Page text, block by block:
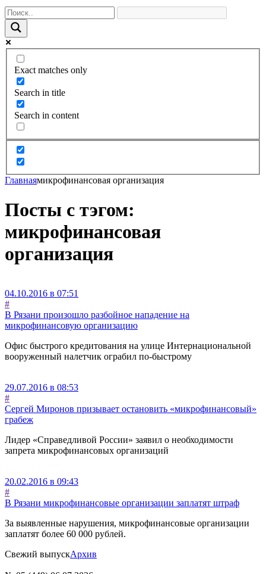
Exact matches only
Search in title
Search in content
Главнаямикрофинансовая организация
Посты с тэгом:
микрофинансовая
организация
04.10.2016 в 07:51
#
В Рязани произошло разбойное нападение на
микрофинансовую организацию
Офис быстрого кредитования на улице Интернациональной
вооруженный налетчик ограбил по-быстрому
29.07.2016 в 08:53
#
Сергей Миронов призывает остановить «микрофинансовый»
грабеж
Лидер «Справедливой России» заявил о необходимости
запрета микрофинансовых организаций
20.02.2016 в 09:43
#
В Рязани микрофинансовые организации заплатят штраф
За выявленные нарушения, микрофинансовые организации
заплатят более 60 000 рублей.
Свежий выпускАрхив